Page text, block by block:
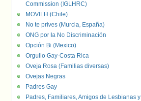
Commission (IGLHRC)
MOVILH (Chile)
No te prives (Murcia, España)
ONG por la No Discriminación
Opción Bi (Mexico)
Orgullo Gay-Costa Rica
Oveja Rosa (Familias diversas)
Ovejas Negras
Padres Gay
Padres, Familiares, Amigos de Lesbianas y